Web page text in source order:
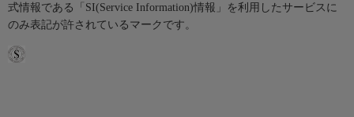
式情報である「SI(Service Information)情報」を利用したサービスに
のみ表記が許されているマークです。